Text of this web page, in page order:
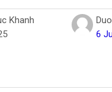
Khanh
6